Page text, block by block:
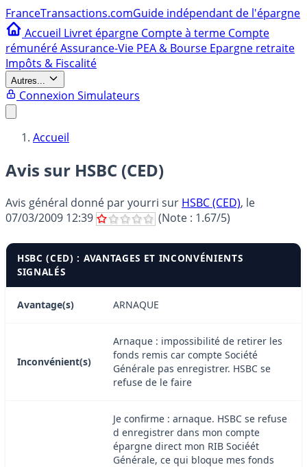
FranceTransactions.comGuide indépendant de l'épargne
Accueil Livret épargne Compte à terme Compte
rémunéréAssurance-Vie PEA & Bourse Epargne retraite
Impôts & Fiscalité
Autres...
Connexion Simulateurs
Accueil
Avis sur HSBC (CED)
Avis général donné paryourri sur HSBC (CED), le
07/03/2009 12:39
(Note : 1.67/5)
HSBC (CED) : AVANTAGES ET INCONVÉNIENTS
SIGNALÉS
Avantage(s) ARNAQUE
Inconvénient(s)
Arnaque : impossibilité de retirer les
fonds remis car compte Société
Générale pas enregistrer. HSBC se
refuse de le faire
Je confirme : arnaque. HSBC se refuse
d enregistrer dans mon compte
épargne direct mon RIB Sociéét
Générale, ce qui bloque mes fonds